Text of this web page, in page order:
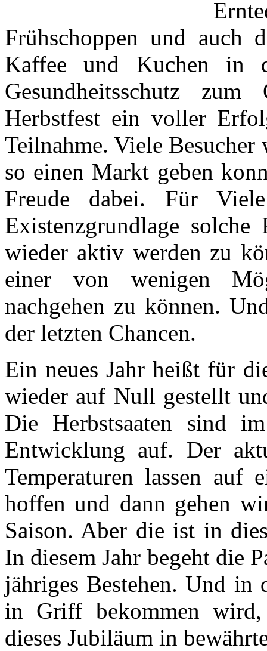
Frühschoppen und auch
Kaffee und Kuchen in
Gesundheitsschutz
Herbstfest ein voller
Teilnahme. Viele Besucher
so einen Markt geben
Freude dabei. Für Viele
Existenzgrundlage
wieder aktiv werden zu
einer von wenigen
nachgehen zu können.
der letzten Chancen.
Ein neues Jahr heißt für
wieder auf Null gestellt
Die Herbstsaaten sind
Entwicklung auf. Der
Temperaturen lassen auf
hoffen und dann gehen
Saison. Aber die ist in
In diesem Jahr begeht die
jähriges Bestehen. Und in
in Griff bekommen
dieses Jubiläum in